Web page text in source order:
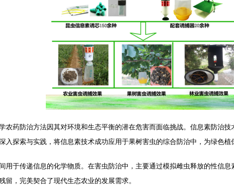
农药防治方法因其对环境和生态平衡的潜在危害而面临挑战。信息素防治
入探索与实践，将信息素技术成功应用于果树害虫的综合防治中，为绿色植
用于传递信息的化学物质。在害虫防治中，主要通过模拟雌虫释放的性信
，完美契合了现代生态农业的发展需求。